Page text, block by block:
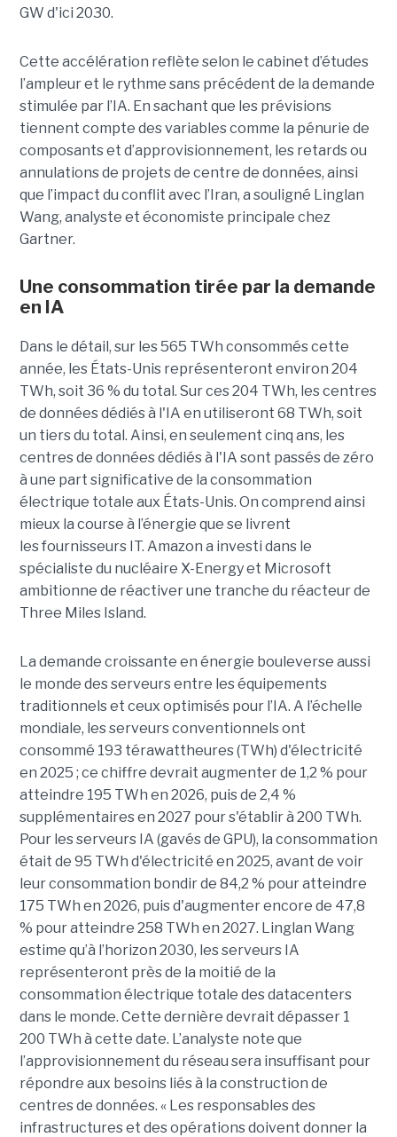
GW d'ici 2030.
Cette accélération reflète selon le cabinet d’études
l’ampleur et le rythme sans précédent de la demande
stimulée par l’IA. En sachant que les prévisions
tiennent compte des variables comme la pénurie de
composants et d’approvisionnement, les retards ou
annulations de projets de centre de données, ainsi
que l’impact du conflit avec l’Iran, a souligné Linglan
Wang, analyste et économiste principale chez
Gartner.
Une consommation tirée par la demande
en IA
Dans le détail, sur les 565 TWh consommés cette
année, les États-Unis représenteront environ 204
TWh, soit 36 ​​% du total. Sur ces 204 TWh, les centres
de données dédiés à l'IA en utiliseront 68 TWh, soit
un tiers du total. Ainsi, en seulement cinq ans, les
centres de données dédiés à l'IA sont passés de zéro
à une part significative de la consommation
électrique totale aux États-Unis. On comprend ainsi
mieux la course à l’énergie que se livrent
les fournisseurs IT. Amazon a investi dans le
spécialiste du nucléaire X-Energy et Microsoft
ambitionne de réactiver une tranche du réacteur de
Three Miles Island.
La demande croissante en énergie bouleverse aussi
le monde des serveurs entre les équipements
traditionnels et ceux optimisés pour l’IA. A l’échelle
mondiale, les serveurs conventionnels ont
consommé 193 térawattheures (TWh) d'électricité
en 2025 ; ce chiffre devrait augmenter de 1,2 % pour
atteindre 195 TWh en 2026, puis de 2,4 %
supplémentaires en 2027 pour s'établir à 200 TWh.
Pour les serveurs IA (gavés de GPU), la consommation
était de 95 TWh d'électricité en 2025, avant de voir
leur consommation bondir de 84,2 % pour atteindre
175 TWh en 2026, puis d'augmenter encore de 47,8
% pour atteindre 258 TWh en 2027. Linglan Wang
estime qu’à l’horizon 2030, les serveurs IA
représenteront près de la moitié de la
consommation électrique totale des datacenters
dans le monde. Cette dernière devrait dépasser 1
200 TWh à cette date. L’analyste note que
l’approvisionnement du réseau sera insuffisant pour
répondre aux besoins liés à la construction de
centres de données. « Les responsables des
infrastructures et des opérations doivent donner la